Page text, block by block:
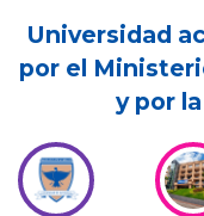
Universidad
por el
y por